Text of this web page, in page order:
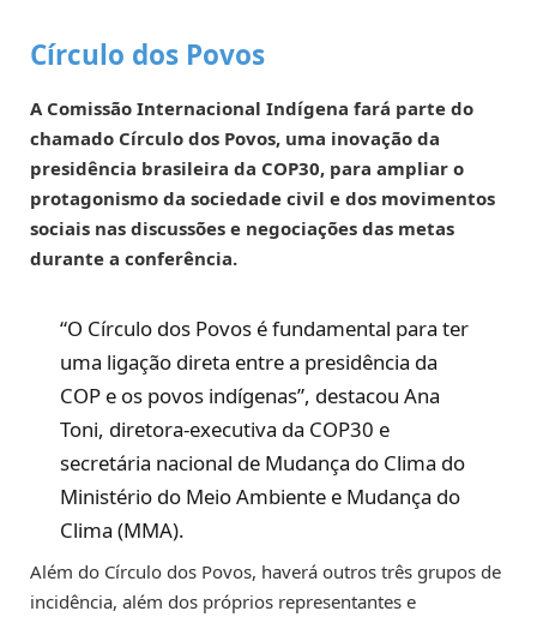
Círculo dos Povos
A Comissão Internacional Indígena fará parte do
chamado Círculo dos Povos, uma inovação da
presidência brasileira da COP30, para ampliar o
protagonismo da sociedade civil e dos movimentos
sociais nas discussões e negociações das metas
durante a conferência.
“O Círculo dos Povos é fundamental para ter
uma ligação direta entre a presidência da
COP e os povos indígenas”, destacou Ana
Toni, diretora-executiva da COP30 e
secretária nacional de Mudança do Clima do
Ministério do Meio Ambiente e Mudança do
Clima (MMA).
Além do Círculo dos Povos, haverá outros três grupos de
incidência, além dos próprios representantes e